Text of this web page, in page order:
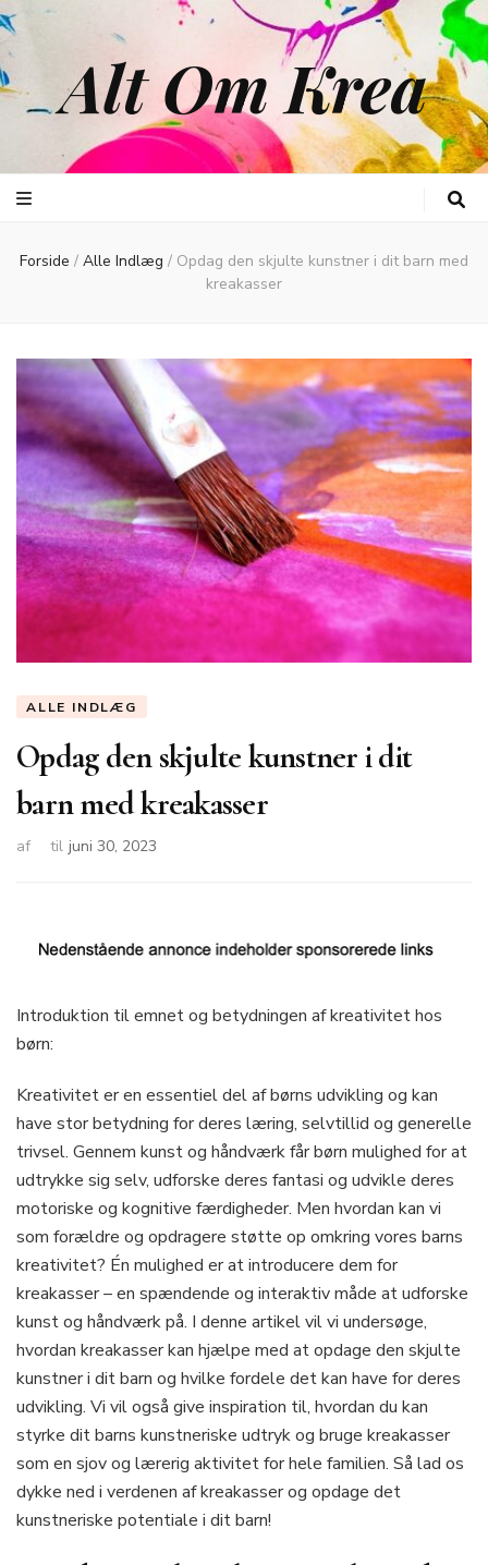
Alt Om Krea
Forside / Alle Indlæg / Opdag den skjulte kunstner i dit barn med
kreakasser
ALLE INDLÆG
Opdag den skjulte kunstner i dit
barn med kreakasser
af til juni 30, 2023
Introduktion til emnet og betydningen af kreativitet hos
børn:
Kreativitet er en essentiel del af børns udvikling og kan
have stor betydning for deres læring, selvtillid og generelle
trivsel. Gennem kunst og håndværk får børn mulighed for at
udtrykke sig selv, udforske deres fantasi og udvikle deres
motoriske og kognitive færdigheder. Men hvordan kan vi
som forældre og opdragere støtte op omkring vores barns
kreativitet? Én mulighed er at introducere dem for
kreakasser – en spændende og interaktiv måde at udforske
kunst og håndværk på. I denne artikel vil vi undersøge,
hvordan kreakasser kan hjælpe med at opdage den skjulte
kunstner i dit barn og hvilke fordele det kan have for deres
udvikling. Vi vil også give inspiration til, hvordan du kan
styrke dit barns kunstneriske udtryk og bruge kreakasser
som en sjov og lærerig aktivitet for hele familien. Så lad os
dykke ned i verdenen af kreakasser og opdage det
kunstneriske potentiale i dit barn!